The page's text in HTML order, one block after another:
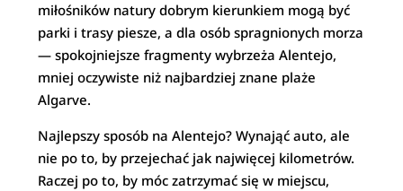
miłośników natury dobrym kierunkiem mogą być
parki i trasy piesze, a dla osób spragnionych morza
— spokojniejsze fragmenty wybrzeża Alentejo,
mniej oczywiste niż najbardziej znane plaże
Algarve.
Najlepszy sposób na Alentejo? Wynająć auto, ale
nie po to, by przejechać jak najwięcej kilometrów.
Raczej po to, by móc zatrzymać się w miejscu,